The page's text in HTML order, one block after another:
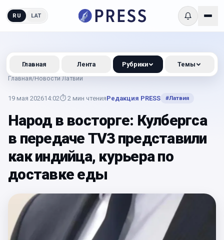
RU LAT
Главная/Новости Латвии
19 мая 202614:02⏱ 2 мин чтенияРедакция PRESS #Латвия
Народ в восторге: Кулбергса
в передаче TV3 представили
как индийца, курьера по
доставке еды
Главная Лента Рубрики Темы